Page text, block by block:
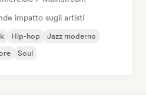
impatto sugli artisti
Hip-hop
Jazz moderno
Soul